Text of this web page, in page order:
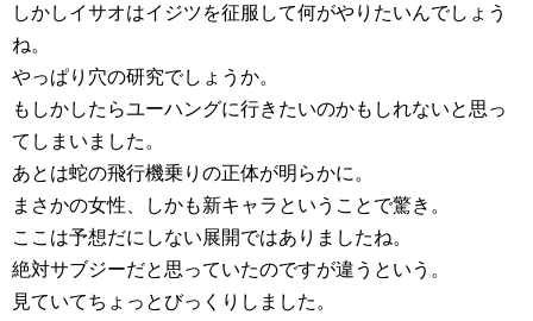
しかしイサオはイジツを征服して何がやりたいんでしょう
ね。
やっぱり穴の研究でしょうか。
もしかしたらユーハングに行きたいのかもしれないと思っ
てしまいました。
あとは蛇の飛行機乗りの正体が明らかに。
まさかの女性、しかも新キャラということで驚き。
ここは予想だにしない展開ではありましたね。
絶対サブジーだと思っていたのですが違うという。
見ていてちょっとびっくりしました。